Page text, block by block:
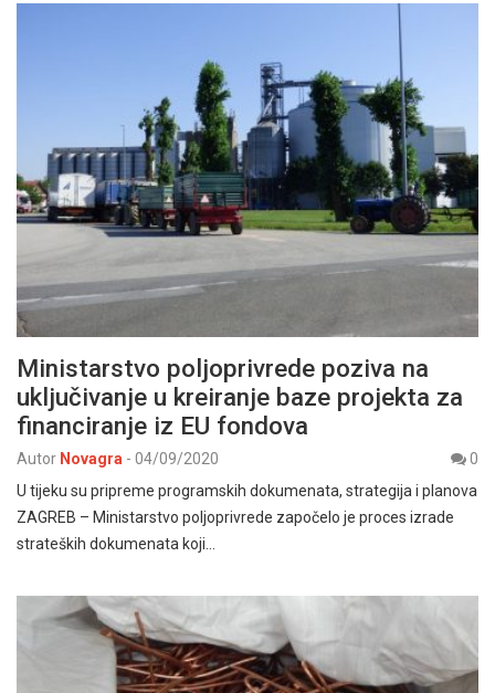
Ministarstvo poljoprivrede poziva na
uključivanje u kreiranje baze projekta za
financiranje iz EU fondova
Autor Novagra - 04/09/2020
0
U tijeku su pripreme programskih dokumenata, strategija i planova
ZAGREB – Ministarstvo poljoprivrede započelo je proces izrade
strateških dokumenata koji…